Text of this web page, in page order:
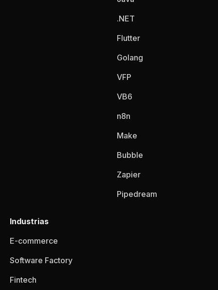
.NET
Flutter
Golang
VFP
VB6
n8n
Make
Bubble
Zapier
Pipedream
Industrias
E-commerce
Software Factory
Fintech